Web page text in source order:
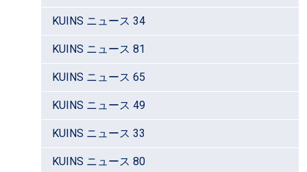
KUINS ニュース 34
KUINS ニュース 81
KUINS ニュース 65
KUINS ニュース 49
KUINS ニュース 33
KUINS ニュース 80